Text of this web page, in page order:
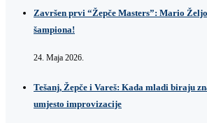
Završen prvi “Žepče Masters”: Mario
šampiona!
24. Maja 2026.
Tešanj, Žepče i Vareš: Kada mladi biraju
umjesto improvizacije